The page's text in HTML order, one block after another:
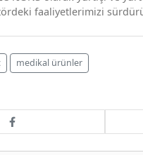
faaliyetlerimizi
medikal ürünler